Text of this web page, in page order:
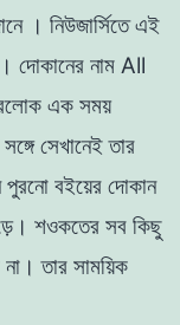
। নিউজার্সিতেএই
। দোকানের নাম All
এক সময়
সঙ্গেসেখানেইতার
পুরনাে বইয়ের দোকান
। শওকতের সব কিছু
না ।তার সাময়িক